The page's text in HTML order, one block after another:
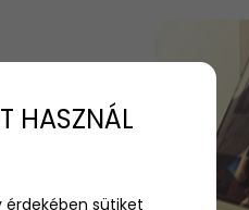
is válik,
amelyekkel
HASZNÁL
érdekében sütiket